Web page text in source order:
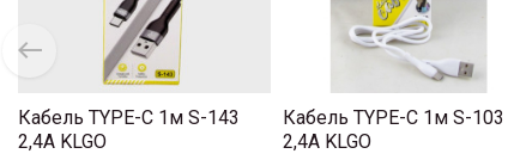
Кабель TYPE-C 1м S-143
2,4A KLGO
Кабель TYPE-C 1м S-103
2,4A KLGO